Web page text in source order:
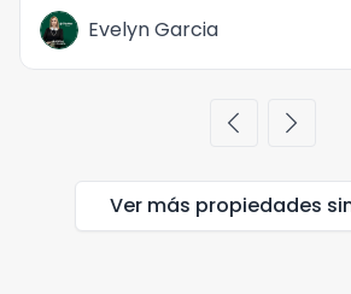
Evelyn Garcia
chevron_left chevron_right
Ver más propiedades